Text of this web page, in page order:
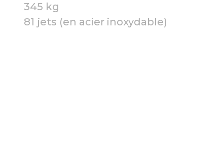
345 kg
81 jets (en acier inoxydable)